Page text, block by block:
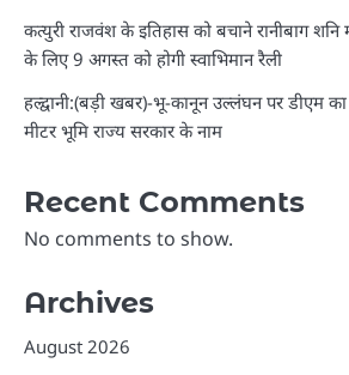
कत्युरी राजवंश के इतिहास को बचाने रानीबाग
के लिए 9 अगस्त को होगी स्वाभिमान रैली
हल्द्वानी:(बड़ी खबर)-भू-कानून उल्लंघन पर डीएम
मीटर भूमि राज्य सरकार के नाम
Recent Comments
No comments to show.
Archives
August 2026